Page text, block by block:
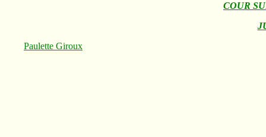
COUR
Paulette Giroux